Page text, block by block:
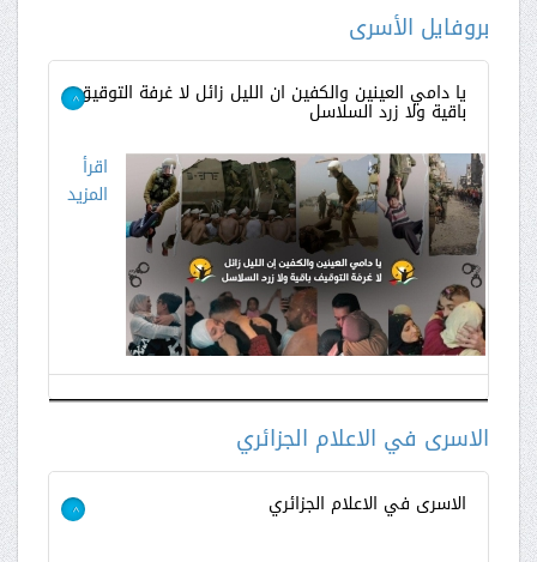
بروفايل الأسرى
يا دامي العينين والكفين ان الليل زائل لا غرفة التوقيق
باقية ولا زرد السلاسل >
اقرأ
المزيد
الاسرى في الاعلام الجزائري
الاسرى في الاعلام الجزائري >